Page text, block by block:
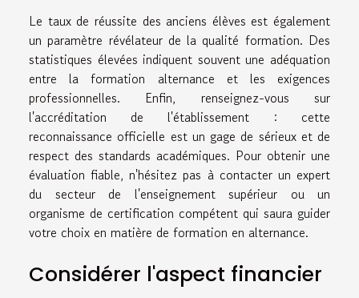
Le taux de réussite des anciens élèves est également
un paramètre révélateur de la qualité formation. Des
statistiques élevées indiquent souvent une adéquation
entre la formation alternance et les exigences
professionnelles. Enfin, renseignez-vous sur
l'accréditation de l'établissement : cette
reconnaissance officielle est un gage de sérieux et de
respect des standards académiques. Pour obtenir une
évaluation fiable, n'hésitez pas à contacter un expert
du secteur de l'enseignement supérieur ou un
organisme de certification compétent qui saura guider
votre choix en matière de formation en alternance.
Considérer l'aspect financier